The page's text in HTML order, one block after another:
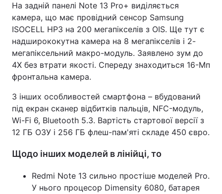
На задній панелі Note 13 Pro+ виділяється
камера, що має провідний сенсор Samsung
ISOCELL HP3 на 200 мегапікселів з OIS. Ще тут є
надширококутна камера на 8 мегапікселів і 2-
мегапіксельний макро-модуль. Заявлено зум до
4Х без втрати якості. Спереду знаходиться 16-Мп
фронтальна камера.
З інших особливостей смартфона – вбудований
під екран сканер відбитків пальців, NFC-модуль,
Wi-Fi 6, Bluetooth 5.3. Вартість стартової версії з
12 ГБ ОЗУ і 256 ГБ флеш-пам'яті складе 450 євро.
Щодо інших моделей в лінійці, то
Redmi Note 13 сильно простіше моделей Pro.
У нього процесор Dimensity 6080, батарея